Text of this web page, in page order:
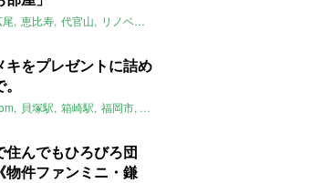
尾 恵比寿 代官山 リノベーション
キをプレゼントに詰め
貝塚駅 箱崎駅 福岡市 レディ
住んでもひろびろ団
物件ファンミニ・鎌